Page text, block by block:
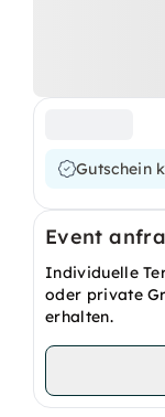
Gutschein
Event
Individuelle
oder private
erhalten.